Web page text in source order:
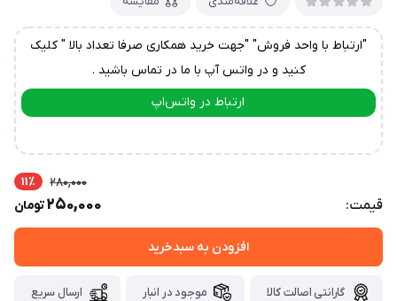
"ارتباط با واحد فروش" "جهت خرید همکاری صرفا تعداد بالا " کلیک
کنید و در واتس آپ با ما در تماس باشید .
ارتباط در واتس‌اپ
قیمت:
280,000 11٪
250,000تومان
افزودن به سبدخرید
گارانتی اصالت کالا موجود در انبار ارسال سریع